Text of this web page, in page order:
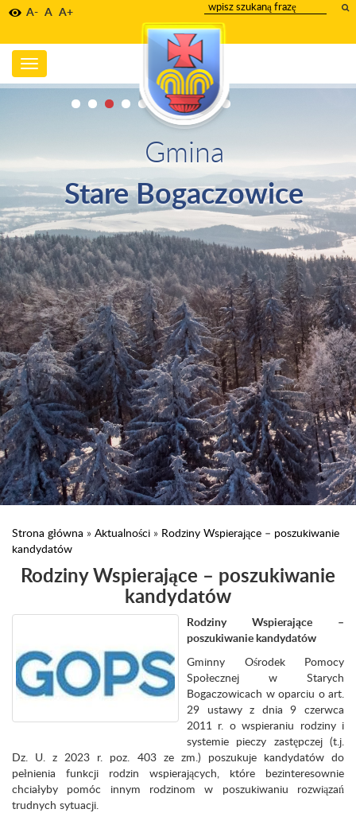
A- A A+
wpisz
szukany
tekst
Toggle
navigation
Gmina
Stare Bogaczowice
Strona główna » Aktualności » Rodziny Wspierające – poszukiwanie
kandydatów
Rodziny Wspierające – poszukiwanie
kandydatów
Rodziny Wspierające –
poszukiwanie kandydatów
Gminny Ośrodek Pomocy
Społecznej w Starych
Bogaczowicach w oparciu o art.
29 ustawy z dnia 9 czerwca
2011 r. o wspieraniu rodziny i
systemie pieczy zastępczej (t.j.
Dz. U. z 2023 r. poz. 403 ze zm.) poszukuje kandydatów do
pełnienia funkcji rodzin wspierających, które bezinteresownie
chciałyby pomóc innym rodzinom w poszukiwaniu rozwiązań
trudnych sytuacji.